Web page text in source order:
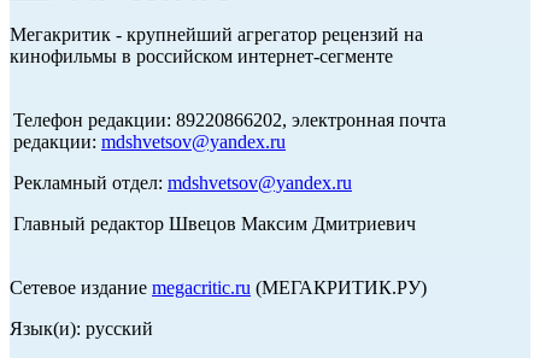
Мегакритик - крупнейший агрегатор рецензий на
кинофильмы в российском интернет-сегменте
Телефон редакции: 89220866202, электронная почта
редакции: mdshvetsov@yandex.ru
Рекламный отдел: mdshvetsov@yandex.ru
Главный редактор Швецов Максим Дмитриевич
Сетевое издание megacritic.ru (МЕГАКРИТИК.РУ)
Язык(и): русский